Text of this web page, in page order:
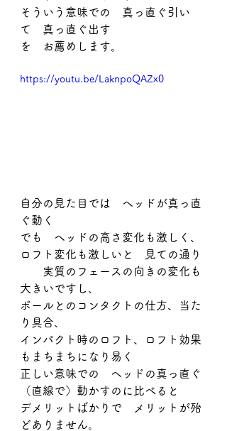
そういう意味での　真っ直ぐ引い
て　真っ直ぐ出す
を　お薦めします。
https://youtu.be/LaknpoQAZx0
自分の見た目では　ヘッドが真っ直
ぐ動く
でも　ヘッドの高さ変化も激しく、
ロフト変化も激しいと　見ての通り
実質のフェースの向きの変化も
大きいですし、
ボールとのコンタクトの仕方、当た
り具合、
インパクト時のロフト、ロフト効果
もまちまちになり易く
正しい意味での　ヘッドの真っ直ぐ
（直線で）動かすのに比べると
デメリットばかりで　メリットが殆
どありません。